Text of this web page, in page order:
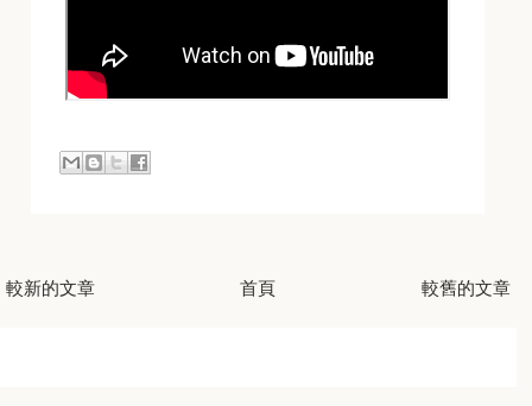
較新的文章 較舊的文章
首頁